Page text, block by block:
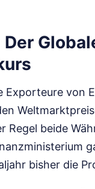
Exporteure von
Regel beide
bisher die